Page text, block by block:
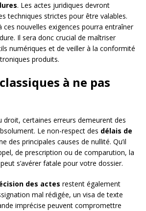
. Les actes juridiques devront
techniques strictes pour être valables.
nouvelles exigences pourra entraîner
Il sera donc crucial de maîtriser
numériques et de veiller à la conformité
produits.
à ne pas
droit, certaines erreurs demeurent des
Le non-respect des délais de
des principales causes de nullité. Qu’il
de prescription ou de comparution, la
s’avérer fatale pour votre dossier.
des actes restent également
mal rédigée, un visa de texte
imprécise peuvent compromettre